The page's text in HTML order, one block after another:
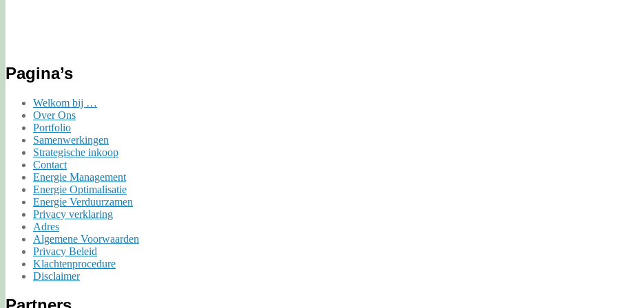
Pagina’s
Welkom bij …
Over Ons
Portfolio
Samenwerkingen
Strategische inkoop
Contact
Energie Management
Energie Optimalisatie
Energie Verduurzamen
Privacy verklaring
Adres
Algemene Voorwaarden
Privacy Beleid
Klachtenprocedure
Disclaimer